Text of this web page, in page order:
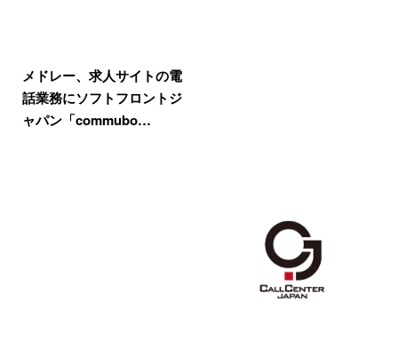
メドレー、求人サイトの電
話業務にソフトフロントジ
ャパン「commubo…